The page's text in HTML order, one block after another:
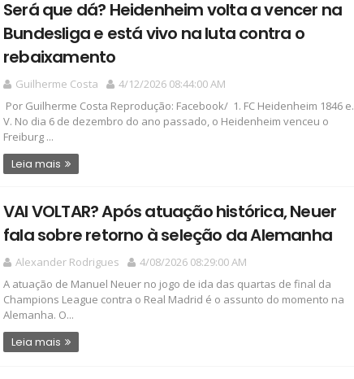
Será que dá? Heidenheim volta a vencer na
Bundesliga e está vivo na luta contra o
rebaixamento
Guilherme Costa
4/12/2026 08:44:00 AM
Por Guilherme Costa Reprodução: Facebook/ 1. FC Heidenheim 1846 e.
V. No dia 6 de dezembro do ano passado, o Heidenheim venceu o
Freiburg ...
Leia mais
VAI VOLTAR? Após atuação histórica, Neuer
fala sobre retorno à seleção da Alemanha
Alexander Rodrigues
4/08/2026 08:29:00 AM
A atuação de Manuel Neuer no jogo de ida das quartas de final da
Champions League contra o Real Madrid é o assunto do momento na
Alemanha. O...
Leia mais